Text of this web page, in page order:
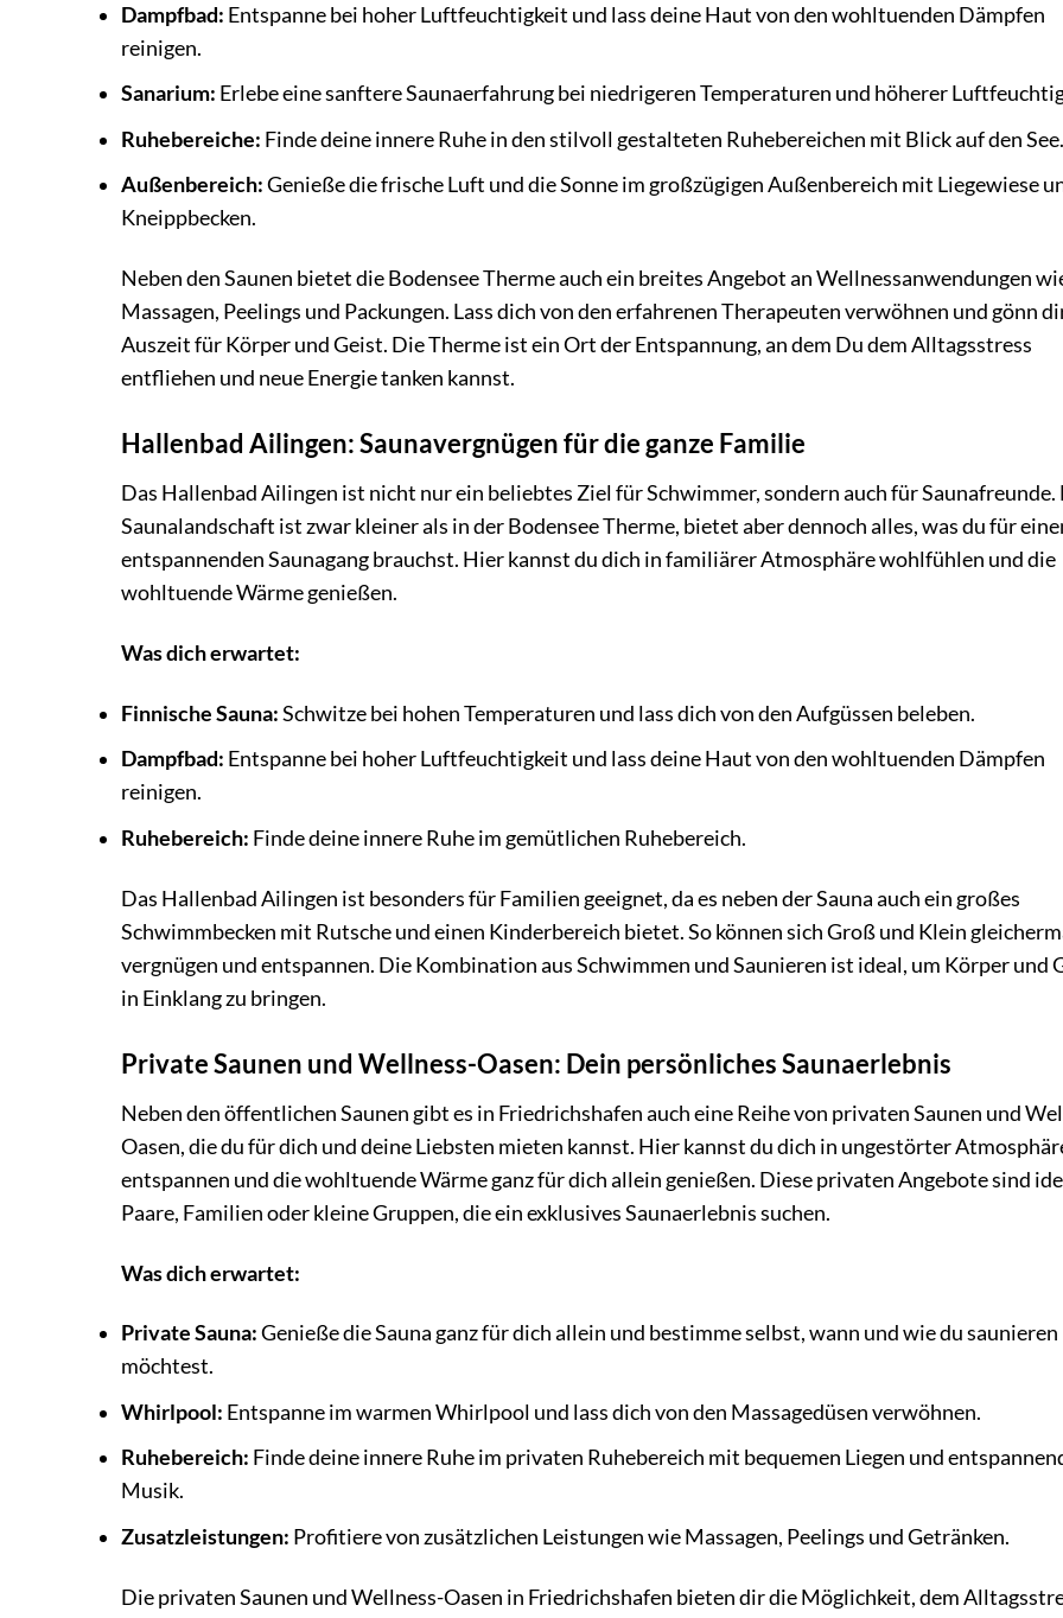
Dampfbad: Entspanne bei hoher Luftfeuchtigkeit und lass deine Haut von den wohltuenden Dämpfen
reinigen.
Sanarium: Erlebe eine sanftere Saunaerfahrung bei niedrigeren Temperaturen und höherer
Ruhebereiche: Finde deine innere Ruhe in den stilvoll gestalteten Ruhebereichen mit Blick auf den See.
Außenbereich:Genieße die frische Luft und die Sonne im großzügigen Außenbereich mit Liegewiese
Kneippbecken.
Neben den Saunen bietet die Bodensee Therme auch ein breites Angebot an Wellnessanwendungen
Massagen, Peelings und Packungen. Lass dich von den erfahrenen Therapeuten verwöhnen und gönn
Auszeit für Körper und Geist. Die Therme ist ein Ort der Entspannung, an dem Du dem Alltagsstress
entfliehen und neue Energie tanken kannst.
Hallenbad Ailingen: Saunavergnügen für die ganze Familie
Das Hallenbad Ailingen ist nicht nur ein beliebtes Ziel für Schwimmer, sondern auch für Saunafreunde.
Saunalandschaft ist zwar kleiner als in der Bodensee Therme, bietet aber dennoch alles, was du für
entspannenden Saunagang brauchst. Hier kannst du dich in familiärer Atmosphäre wohlfühlen und die
wohltuende Wärme genießen.
Was dich erwartet:
Finnische Sauna:Schwitze bei hohen Temperaturen und lass dich von den Aufgüssen beleben.
Dampfbad: Entspanne bei hoher Luftfeuchtigkeit und lass deine Haut von den wohltuenden Dämpfen
reinigen.
Ruhebereich: Finde deine innere Ruhe im gemütlichen Ruhebereich.
Das Hallenbad Ailingen ist besonders für Familien geeignet, da es neben der Sauna auch ein großes
Schwimmbecken mit Rutsche und einen Kinderbereich bietet. So können sich Groß und Klein
vergnügen und entspannen. Die Kombination aus Schwimmen und Saunieren ist ideal, um Körper und
in Einklang zu bringen.
Private Saunen und Wellness-Oasen: Dein persönliches Saunaerlebnis
Neben den öffentlichen Saunen gibt es in Friedrichshafen auch eine Reihe von privaten Saunen und
Oasen, die du für dich und deine Liebsten mieten kannst. Hier kannst du dich in ungestörter
entspannen und die wohltuende Wärme ganz für dich allein genießen. Diese privaten Angebote sind
Paare, Familien oder kleine Gruppen, die ein exklusives Saunaerlebnis suchen.
Was dich erwartet:
Private Sauna:Genieße die Sauna ganz für dich allein und bestimme selbst, wann und wie du saunieren
möchtest.
Whirlpool: Entspanne im warmen Whirlpool und lass dich von den Massagedüsen verwöhnen.
Ruhebereich: Finde deine innere Ruhe im privaten Ruhebereich mit bequemen Liegen und
Musik.
Zusatzleistungen: Profitiere von zusätzlichen Leistungen wie Massagen, Peelings und Getränken.
Die privaten Saunen und Wellness-Oasen in Friedrichshafen bieten dir die Möglichkeit, dem